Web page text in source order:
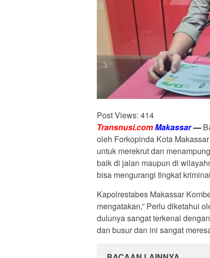
Post Views: 414
Transnusi.comMakassar—
oleh Forkopinda Kota
untuk merekrut dan
baik di jalan maupun di
bisa mengurangi tingkat
Kapolrestabes Makassar
mengatakan,” Perlu diketahui
dulunya sangat terkenal
dan busur dan ini sangat